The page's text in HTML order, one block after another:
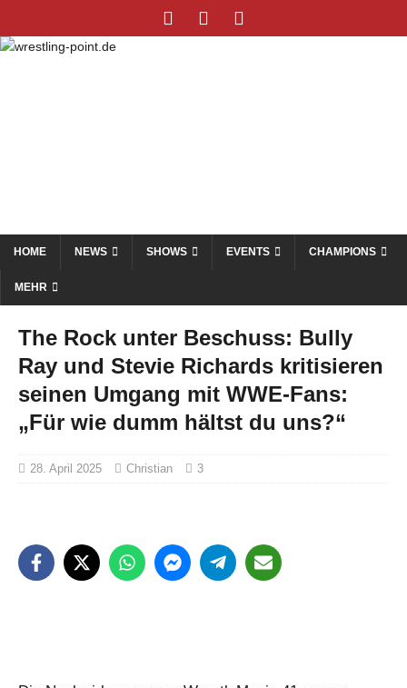
HOME NEWS SHOWS EVENTS CHAMPIONS
MEHR
The Rock unter Beschuss: Bully
Ray und Stevie Richards kritisieren
seinen Umgang mit WWE-Fans:
„Für wie dumm hältst du uns?“
28. April 2025 Christian 3